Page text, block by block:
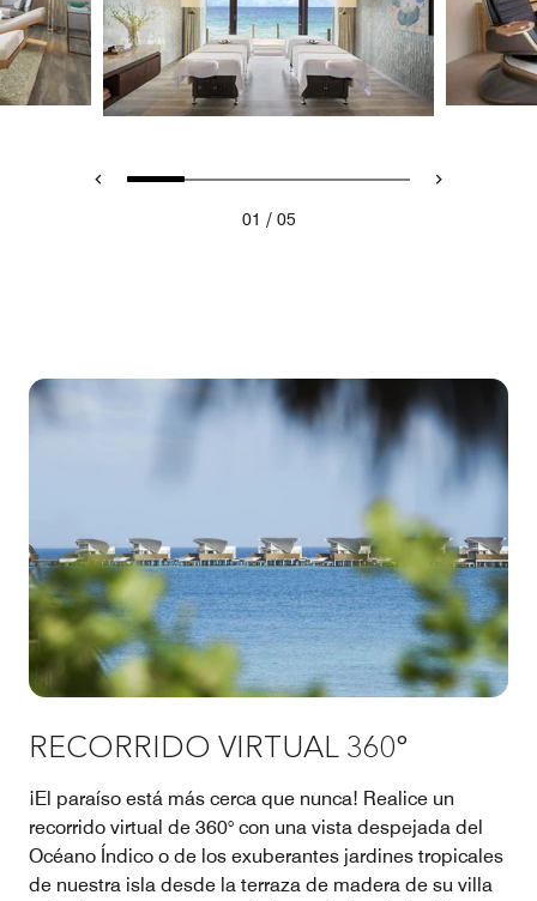
01 / 05
RECORRIDO VIRTUAL 360°
¡El paraíso está más cerca que nunca! Realice un
recorrido virtual de 360° con una vista despejada del
Océano Índico o de los exuberantes jardines tropicales
de nuestra isla desde la terraza de madera de su villa